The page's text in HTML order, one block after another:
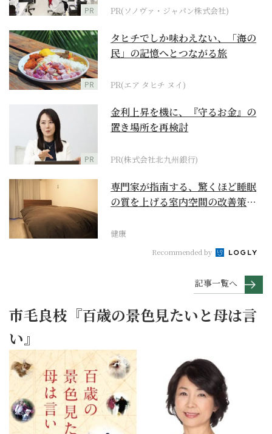
PR PR(ソノヴァ・ジャパン株式会社)
PR
タヒチでしか味わえない、「海の
民」の記憶へとつながる旅
PR(エア タヒチ ヌイ)
PR
金利上昇を機に、『守るお金』の
置き場所を再検討
PR(株式会社北九州銀行)
専門家が指南する、驚くほど睡眠
の質を上げる室内空間の改善策と
健康
Recommended by
記事一覧へ
市毛良枝『百歳の景色見たいと母は言
い』